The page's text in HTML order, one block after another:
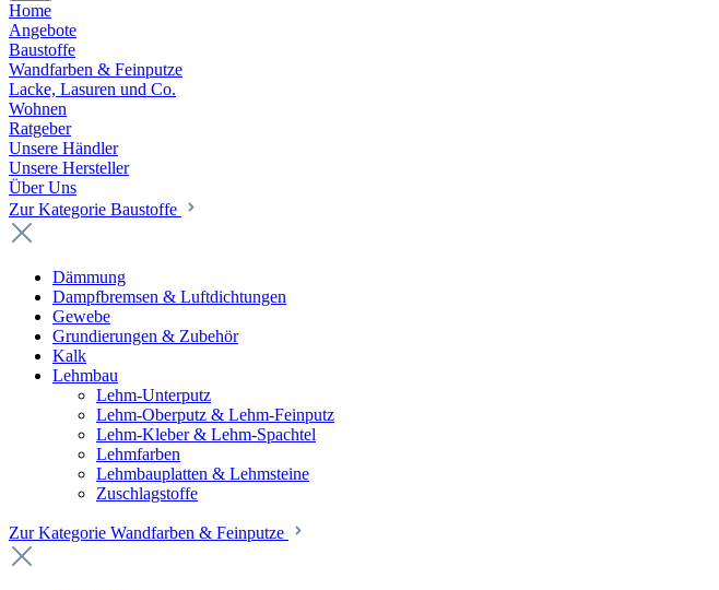
Home
Angebote
Baustoffe
Wandfarben & Feinputze
Lacke, Lasuren und Co.
Wohnen
Ratgeber
Unsere Händler
Unsere Hersteller
Über Uns
Zur Kategorie Baustoffe
Dämmung
Dampfbremsen & Luftdichtungen
Gewebe
Grundierungen & Zubehör
Kalk
Lehmbau
Lehm-Unterputz
Lehm-Oberputz & Lehm-Feinputz
Lehm-Kleber & Lehm-Spachtel
Lehmfarben
Lehmbauplatten & Lehmsteine
Zuschlagstoffe
Zur Kategorie Wandfarben & Feinputze